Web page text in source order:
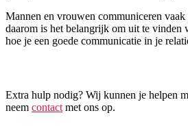
Mannen en vrouwen communiceren vaak
daarom is het belangrijk om uit te
hoe je een goede communicatie in je
Extra hulp nodig? Wij kunnen je helpen
neem contact met ons op.